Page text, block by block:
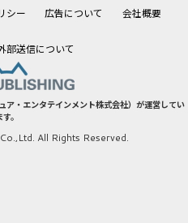
シー 広告について 会社概要
部送信について
ア・エンタテインメント株式会社）が運営してい
す。
All Rights Reserved.